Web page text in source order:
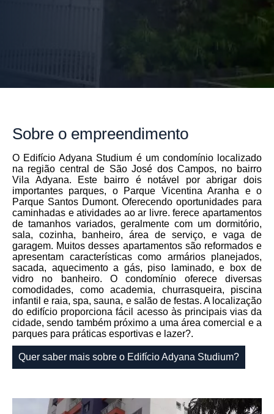
Sobre o empreendimento
O Edifício Adyana Studium é um condomínio localizado
na região central de São José dos Campos, no bairro
Vila Adyana. Este bairro é notável por abrigar dois
importantes parques, o Parque Vicentina Aranha e o
Parque Santos Dumont. Oferecendo oportunidades para
caminhadas e atividades ao ar livre. ferece apartamentos
de tamanhos variados, geralmente com um dormitório,
sala, cozinha, banheiro, área de serviço, e vaga de
garagem. Muitos desses apartamentos são reformados e
apresentam características como armários planejados,
sacada, aquecimento a gás, piso laminado, e box de
vidro no banheiro. O condomínio oferece diversas
comodidades, como academia, churrasqueira, piscina
infantil e raia, spa, sauna, e salão de festas. A localização
do edifício proporciona fácil acesso às principais vias da
cidade, sendo também próximo a uma área comercial e a
parques para práticas esportivas e lazer?.
Quer saber mais sobre o Edifício Adyana Studium?